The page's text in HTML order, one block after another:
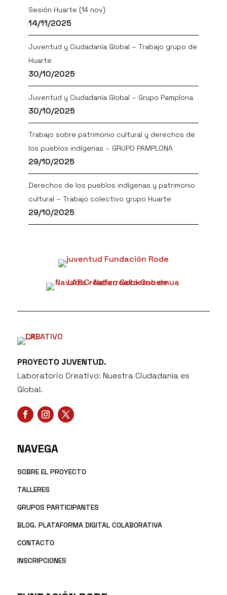
Sesión Huarte (14 nov)
14/11/2025
Juventud y Ciudadanía Global – Trabajo grupo de
Huarte
30/10/2025
Juventud y Ciudadanía Global – Grupo Pamplona
30/10/2025
Trabajo sobre patrimonio cultural y derechos de
los pueblos indígenas – GRUPO PAMPLONA
29/10/2025
Derechos de los pueblos indígenas y patrimonio
cultural – Trabajo colectivo grupo Huarte
29/10/2025
PROYECTO JUVENTUD.
Laboratorio Creativo: Nuestra Ciudadanía es
Global.
NAVEGA
SOBRE EL PROYECTO
TALLERES
GRUPOS PARTICIPANTES
BLOG. PLATAFORMA DIGITAL COLABORATIVA
CONTACTO
INSCRIPCIONES